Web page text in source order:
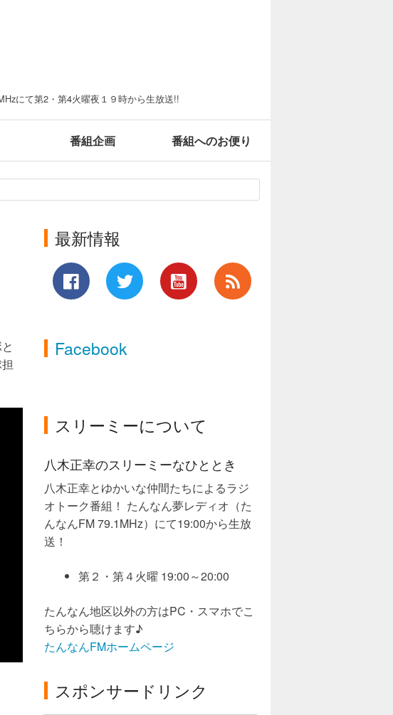
にて第2・第4火曜夜１９時から生放送!!
番組企画 番組へのお便り
最新情報
Facebook
スリーミーについて
八木正幸のスリーミーなひととき
八木正幸とゆかいな仲間たちによるラジ
オトーク番組！ たんなん夢レディオ（た
んなんFM 79.1MHz）にて19:00から生放
送！
第２・第４火曜 19:00～20:00
たんなん地区以外の方はPC・スマホでこ
ちらから聴けます♪
たんなんFMホームページ
スポンサードリンク